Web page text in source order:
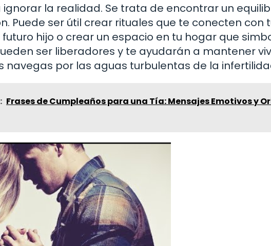
ignorar la realidad. Se trata de encontrar un
Puede ser útil crear rituales que te conecten con
hijo o crear un espacio en tu hogar que
ser liberadores y te ayudarán a mantener
navegas por las aguas turbulentas de la
Frases de Cumpleaños para una Tía: Mensajes Emotivos y